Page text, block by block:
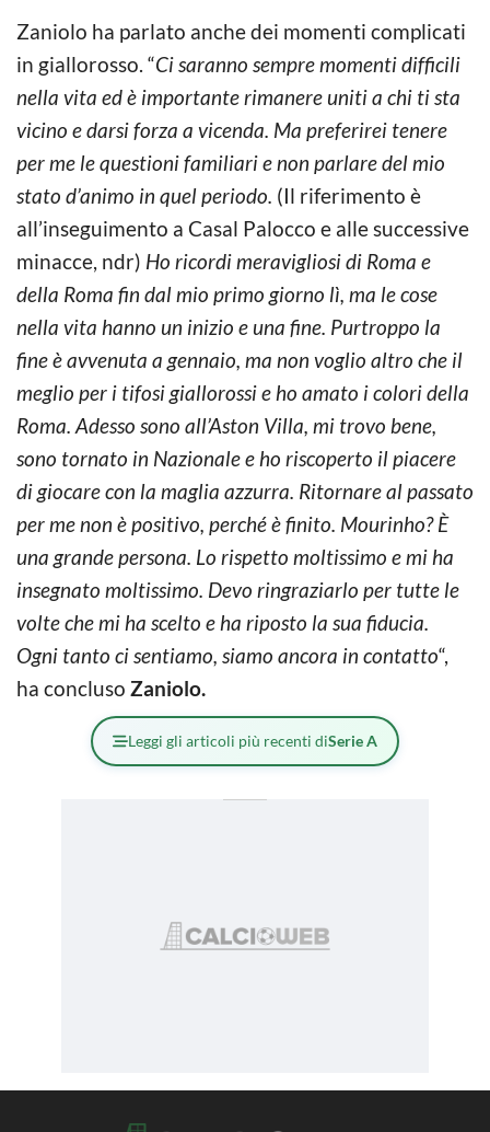
Zaniolo ha parlato anche dei momenti complicati
in giallorosso. “Ci saranno sempre momenti difficili
nella vita ed è importante rimanere uniti a chi ti sta
vicino e darsi forza a vicenda. Ma preferirei tenere
per me le questioni familiari e non parlare del mio
stato d’animo in quel periodo. (Il riferimento è
all’inseguimento a Casal Palocco e alle successive
minacce, ndr) Ho ricordi meravigliosi di Roma e
della Roma fin dal mio primo giorno lì, ma le cose
nella vita hanno un inizio e una fine. Purtroppo la
fine è avvenuta a gennaio, ma non voglio altro che il
meglio per i tifosi giallorossi e ho amato i colori della
Roma. Adesso sono all’Aston Villa, mi trovo bene,
sono tornato in Nazionale e ho riscoperto il piacere
di giocare con la maglia azzurra. Ritornare al passato
per me non è positivo, perché è finito. Mourinho? È
una grande persona. Lo rispetto moltissimo e mi ha
insegnato moltissimo. Devo ringraziarlo per tutte le
volte che mi ha scelto e ha riposto la sua fiducia.
Ogni tanto ci sentiamo, siamo ancora in contatto“,
ha concluso Zaniolo.
Leggi gli articoli più recenti diSerie A